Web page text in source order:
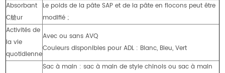
Absorbant
C艙ur
Le poids de la pâte SAP et de la pâte en flocons peut être
modifié ;
Activités de
la vie
quotidienne
Avec ou sans AVQ
Couleurs disponibles pour ADL : Blanc, Bleu, Vert
Sac à main : sac à main de style chinois ou sac à main